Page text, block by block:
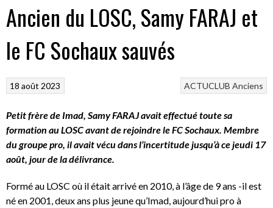
Ancien du LOSC, Samy FARAJ et
le FC Sochaux sauvés
ACTUCLUB Anciens
18 août 2023
Petit frère de Imad, Samy FARAJ avait effectué toute sa
formation au LOSC avant de rejoindre le FC Sochaux. Membre
du groupe pro, il avait vécu dans l’incertitude jusqu’à ce jeudi 17
août, jour de la délivrance.
Formé au LOSC où il était arrivé en 2010, à l’âge de 9 ans -il est
né en 2001, deux ans plus jeune qu’Imad, aujourd’hui pro à